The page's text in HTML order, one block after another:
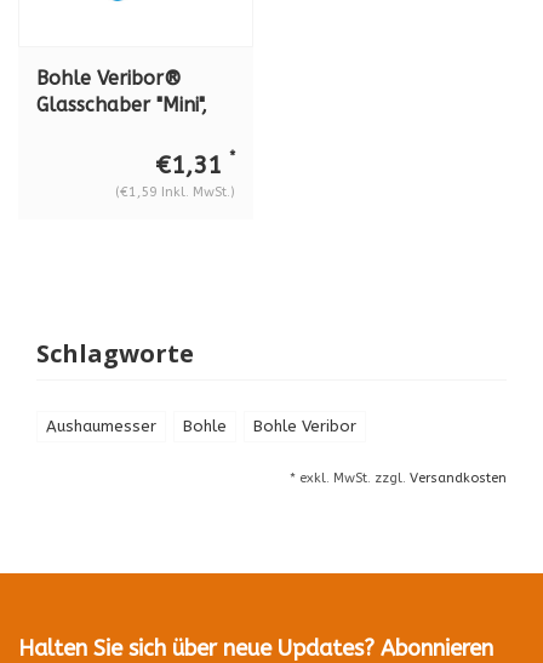
Bohle Veribor®
Glasschaber "Mini",
€1,31 *
(€1,59 Inkl. MwSt.)
Schlagworte
Aushaumesser Bohle Bohle Veribor
* exkl. MwSt. zzgl. Versandkosten
Halten Sie sich über neue Updates? Abonnieren